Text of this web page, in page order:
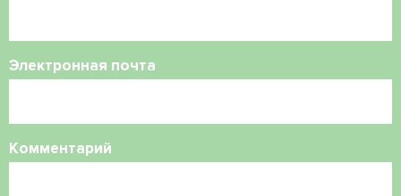
Электронная почта
Комментарий